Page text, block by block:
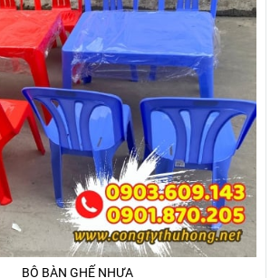
BỘ BÀN GHẾ NHỰA